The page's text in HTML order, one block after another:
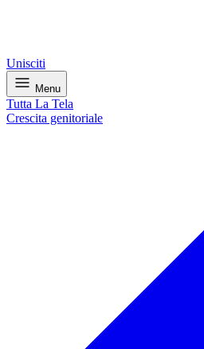
Unisciti
Menu
Tutta La Tela
Crescita genitoriale